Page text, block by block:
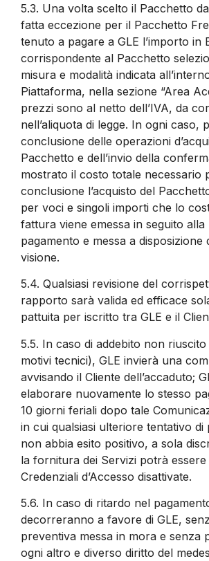
5.3. Una volta scelto il Pacchetto
fatta eccezione per il Pacchetto
tenuto a pagare a GLE l’importo in
corrispondente al Pacchetto
misura e modalità indicata
Piattaforma, nella sezione “Area
prezzi sono al netto dell’IVA, da
nell’aliquota di legge. In ogni caso,
conclusione delle operazioni
Pacchetto e dell’invio della
mostrato il costo totale necessario
conclusione l’acquisto del
per voci e singoli importi che lo
fattura viene emessa in seguito
pagamento e messa a disposizione
visione.
5.4. Qualsiasi revisione del
rapporto sarà valida ed efficace
pattuita per iscritto tra GLE e il
5.5. In caso di addebito non
motivi tecnici), GLE invierà una
avvisando il Cliente dell’accaduto;
elaborare nuovamente lo stesso
10 giorni feriali dopo tale
in cui qualsiasi ulteriore tentativo di
non abbia esito positivo, a sola
la fornitura dei Servizi potrà
Credenziali d’Accesso disattivate.
5.6. In caso di ritardo nel
decorreranno a favore di GLE,
preventiva messa in mora e senza
ogni altro e diverso diritto del